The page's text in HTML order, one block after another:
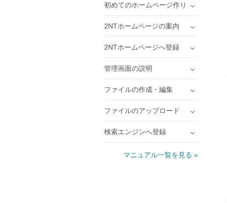
初めてのホームページ作り
2NTホームページの案内
2NTホームページへ登録
管理画面の説明
ファイルの作成・編集
ファイルのアップロード
検索エンジンへ登録
マニュアル一覧を見る »